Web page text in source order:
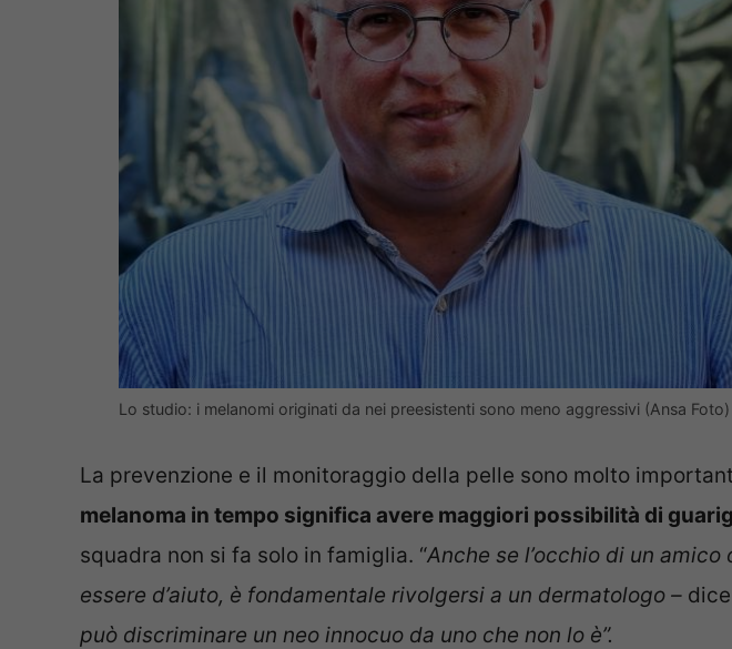
Lo studio: i melanomi originati da nei preesistenti sono meno aggressivi (Ansa
La prevenzione e il monitoraggio della pelle sono molto
melanoma in tempo significa avere maggiori possibilità di
squadra non si fa solo in famiglia. “Anche se l’occhio di un
essere d’aiuto, è fondamentale rivolgersi a un dermatologo –
può discriminare un neo innocuo da uno che non lo è”.